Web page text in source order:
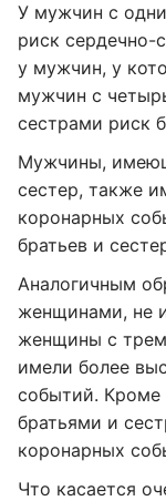
У мужчин с
риск сердечно-
у мужчин, у
мужчин с
сестрами риск
Мужчины,
сестер, также
коронарных
братьев и
Аналогичным
женщинами, не
женщины с
имели более
событий.
братьями и
коронарных
Что касается